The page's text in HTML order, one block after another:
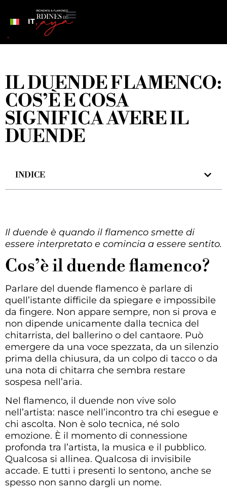
IT
IL DUENDE FLAMENCO:
COS’È E COSA
SIGNIFICA AVERE IL
DUENDE
INDICE
Il duende è quando il flamenco smette di
essere interpretato e comincia a essere sentito.
Cos’è il duende flamenco?
Parlare del duende flamenco è parlare di
quell’istante difficile da spiegare e impossibile
da fingere. Non appare sempre, non si prova e
non dipende unicamente dalla tecnica del
chitarrista, del ballerino o del cantaore. Può
emergere da una voce spezzata, da un silenzio
prima della chiusura, da un colpo di tacco o da
una nota di chitarra che sembra restare
sospesa nell’aria.
Nel flamenco, il duende non vive solo
nell’artista: nasce nell’incontro tra chi esegue e
chi ascolta. Non è solo tecnica, né solo
emozione. È il momento di connessione
profonda tra l’artista, la musica e il pubblico.
Qualcosa si allinea. Qualcosa di invisibile
accade. E tutti i presenti lo sentono, anche se
spesso non sanno dargli un nome.